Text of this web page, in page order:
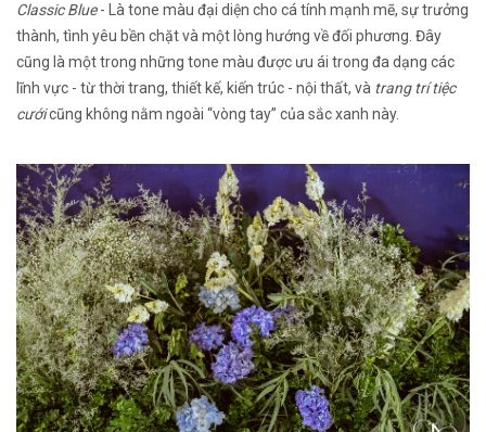
Classic Blue- Là tone màu đại diện cho cá tính mạnh mẽ, sự trưởng
thành, tình yêu bền chặt và một lòng hướng về đối phương. Đây
cũng là một trong những tone màu được ưu ái trong đa dạng các
lĩnh vực - từ thời trang, thiết kế, kiến trúc - nội thất, và trang trí tiệc
cướicũng không nằm ngoài “vòng tay” của sắc xanh này.